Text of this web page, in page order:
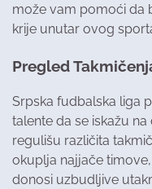
može vam pomoći da
krije unutar ovog
Pregled
Srpska fudbalska liga
talente da se iskažu
regulišu različita
okuplja najjače
donosi uzbudljive